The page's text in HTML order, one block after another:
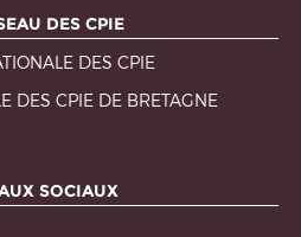
DES CPIE
DES CPIE
DES CPIE DE BRETAGNE
SOCIAUX